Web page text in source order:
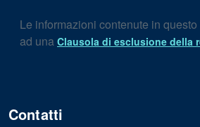
Le informazioni contenute in
ad una Clausola di esclusione della
Contatti